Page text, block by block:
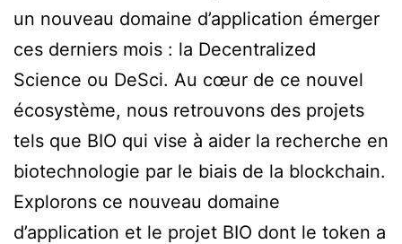
un nouveau domaine d’application émerger
ces derniers mois : la Decentralized
Science ou DeSci. Au cœur de ce nouvel
écosystème, nous retrouvons des projets
tels que BIO qui vise à aider la recherche en
biotechnologie par le biais de la blockchain.
Explorons ce nouveau domaine
d’application et le projet BIO dont le token a